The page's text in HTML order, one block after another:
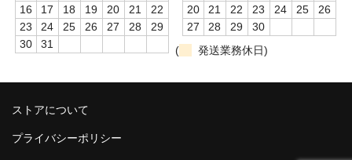
16
17 18 19 20 21
22
23
24 25 26 27 28
29
30
31
20
21 22 23 24 25
26
27
28 29
30
(
発送業務休日)
ストアについて
プライバシーポリシー